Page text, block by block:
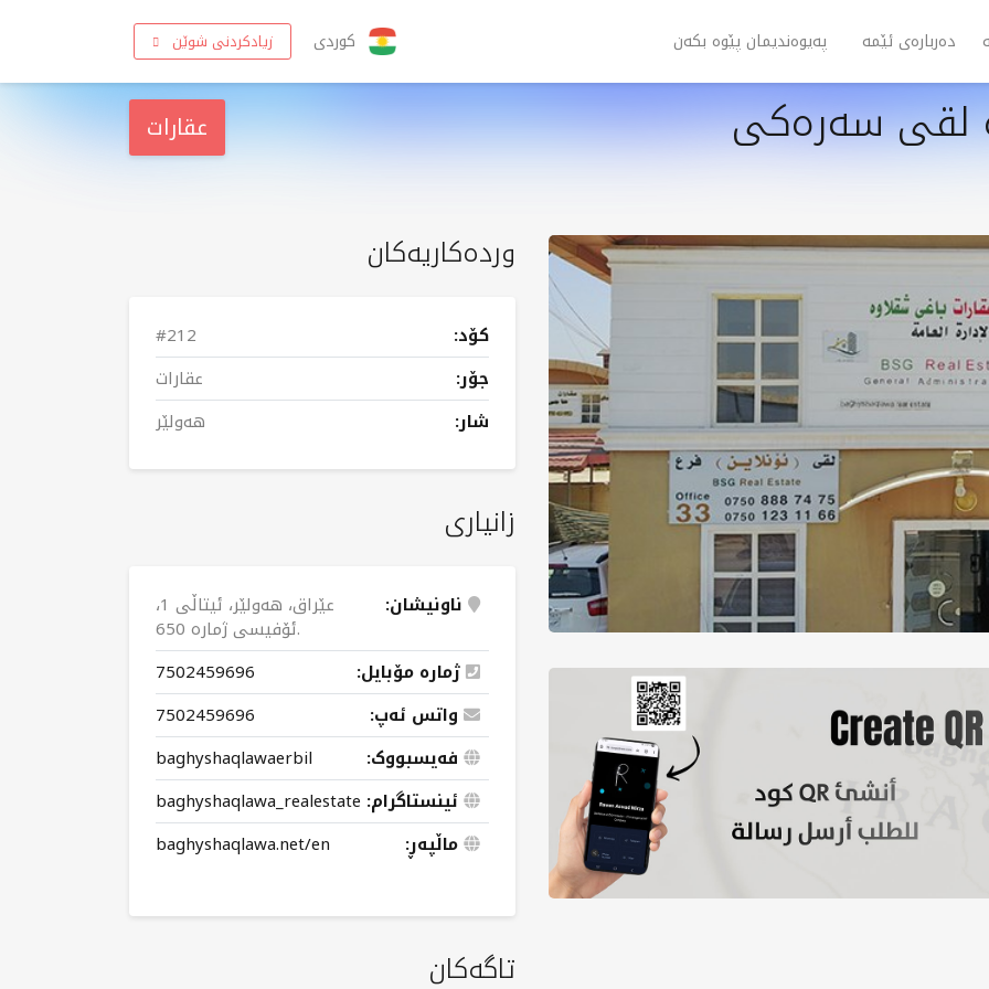
دەربارەی ئێمە پەیوەندیمان پێوە بکەن کوردی زیادکردنی شوێن
لقی سەرەکی عقارات
وردەکاریەکان
کۆد:
#212
جۆر:
عقارات
شار:
هەولێر
زانیاری
ناونیشان: عێراق، هەولێر، ئیتاڵی 1،
ئۆفیسی ژمارە 650.
ژمارە مۆبایل:
7502459696
واتس ئەپ:
7502459696
فەیسبووک:
baghyshaqlawaerbil
ئینستاگرام: baghyshaqlawa_realestate
ماڵپەڕ:
baghyshaqlawa.net/en
تاگەکان